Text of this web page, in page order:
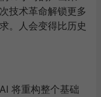
技术革命解锁更多
。人会变得比历史
将重构整个基础